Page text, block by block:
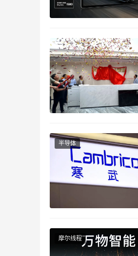
全链布局数据要素技术
的点对点流通，快速发展
水利工程，隐私计算是必
作为数据要素领域的主
端的数据安全保障，通
计算像明文计算一样快
井贤栋在现场分享了一个
信贷支持。农业农村部
数据，实时分析，掌握
度，累计授信964亿元
案例。
在技术探索的同时，蚂蚁
10余项国际标准。
半导体
摩尔线程